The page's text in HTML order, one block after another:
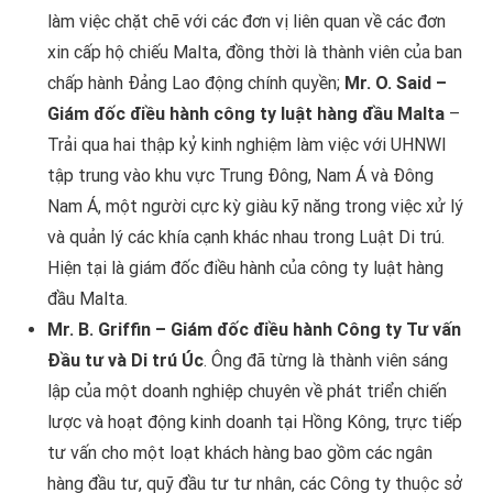
làm việc chặt chẽ với các đơn vị liên quan về các đơn
xin cấp hộ chiếu Malta, đồng thời là thành viên của ban
chấp hành Đảng Lao động chính quyền; Mr. O. Said –
Giám đốc điều hành công ty luật hàng đầu Malta –
Trải qua hai thập kỷ kinh nghiệm làm việc với UHNWI
tập trung vào khu vực Trung Đông, Nam Á và Đông
Nam Á, một người cực kỳ giàu kỹ năng trong việc xử lý
và quản lý các khía cạnh khác nhau trong Luật Di trú.
Hiện tại là giám đốc điều hành của công ty luật hàng
đầu Malta.
Mr. B. Griffin – Giám đốc điều hành Công ty Tư vấn
Đầu tư và Di trú Úc. Ông đã từng là thành viên sáng
lập của một doanh nghiệp chuyên về phát triển chiến
lược và hoạt động kinh doanh tại Hồng Kông, trực tiếp
tư vấn cho một loạt khách hàng bao gồm các ngân
hàng đầu tư, quỹ đầu tư tư nhân, các Công ty thuộc sở